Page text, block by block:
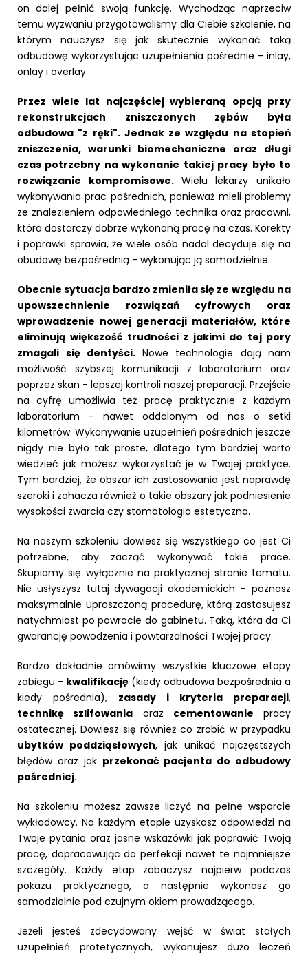
on dalej pełnić swoją funkcję. Wychodząc naprzeciw
temu wyzwaniu przygotowaliśmy dla Ciebie szkolenie, na
którym nauczysz się jak skutecznie wykonać taką
odbudowę wykorzystując uzupełnienia pośrednie - inlay,
onlay i overlay.
Przez wiele lat najczęściej wybieraną opcją przy
rekonstrukcjach zniszczonych zębów była
odbudowa "z ręki". Jednak ze względu na stopień
zniszczenia, warunki biomechaniczne oraz długi
czas potrzebny na wykonanie takiej pracy było to
rozwiązanie kompromisowe. Wielu lekarzy unikało
wykonywania prac pośrednich, ponieważ mieli problemy
ze znalezieniem odpowiedniego technika oraz pracowni,
która dostarczy dobrze wykonaną pracę na czas. Korekty
i poprawki sprawia, że wiele osób nadal decyduje się na
obudowę bezpośrednią - wykonując ją samodzielnie.
Obecnie sytuacja bardzo zmieniła się ze względu na
upowszechnienie rozwiązań cyfrowych oraz
wprowadzenie nowej generacji materiałów, które
eliminują większość trudności z jakimi do tej pory
zmagali się dentyści. Nowe technologie dają nam
możliwość szybszej komunikacji z laboratorium oraz
poprzez skan - lepszej kontroli naszej preparacji. Przejście
na cyfrę umożliwia też pracę praktycznie z każdym
laboratorium - nawet oddalonym od nas o setki
kilometrów. Wykonywanie uzupełnień pośrednich jeszcze
nigdy nie było tak proste, dlatego tym bardziej warto
wiedzieć jak możesz wykorzystać je w Twojej praktyce.
Tym bardziej, że obszar ich zastosowania jest naprawdę
szeroki i zahacza również o takie obszary jak podniesienie
wysokości zwarcia czy stomatologia estetyczna.
Na naszym szkoleniu dowiesz się wszystkiego co jest Ci
potrzebne, aby zacząć wykonywać takie prace.
Skupiamy się wyłącznie na praktycznej stronie tematu.
Nie usłyszysz tutaj dywagacji akademickich - poznasz
maksymalnie uproszczoną procedurę, którą zastosujesz
natychmiast po powrocie do gabinetu. Taką, która da Ci
gwarancję powodzenia i powtarzalności Twojej pracy.
Bardzo dokładnie omówimy wszystkie kluczowe etapy
zabiegu - kwalifikację (kiedy odbudowa bezpośrednia a
kiedy pośrednia), zasady i kryteria preparacji,
technikę szlifowania oraz cementowanie pracy
ostatecznej. Dowiesz się również co zrobić w przypadku
ubytków poddziąsłowych, jak unikać najczęstszych
błędów oraz jak przekonać pacjenta do odbudowy
pośredniej.
Na szkoleniu możesz zawsze liczyć na pełne wsparcie
wykładowcy. Na każdym etapie uzyskasz odpowiedzi na
Twoje pytania oraz jasne wskazówki jak poprawić Twoją
pracę, dopracowując do perfekcji nawet te najmniejsze
szczegóły. Każdy etap zobaczysz najpierw podczas
pokazu praktycznego, a następnie wykonasz go
samodzielnie pod czujnym okiem prowadzącego.
Jeżeli jesteś zdecydowany wejść w świat stałych
uzupełnień protetycznych, wykonujesz dużo leczeń